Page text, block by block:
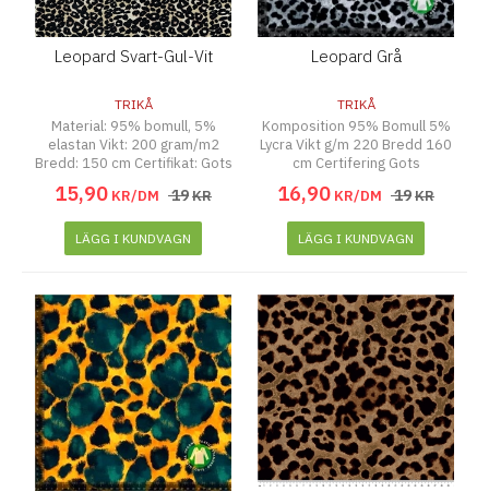
Leopard Svart-Gul-Vit
TRIKÅ
Material: 95% bomull, 5%
elastan Vikt: 200 gram/m2
Bredd: 150 cm Certifikat: Gots
15,90 KR/DM 19KR
LÄGG I KUNDVAGN
Leopard Grå
TRIKÅ
Komposition 95% Bomull 5%
Lycra Vikt g/m 220 Bredd 160
cm Certifering Gots
16,90 KR/DM 19KR
LÄGG I KUNDVAGN